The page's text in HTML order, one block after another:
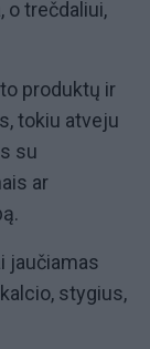
o trečdaliui,
produktų ir
tokiu atveju
su
ar
jaučiamas
stygius, 